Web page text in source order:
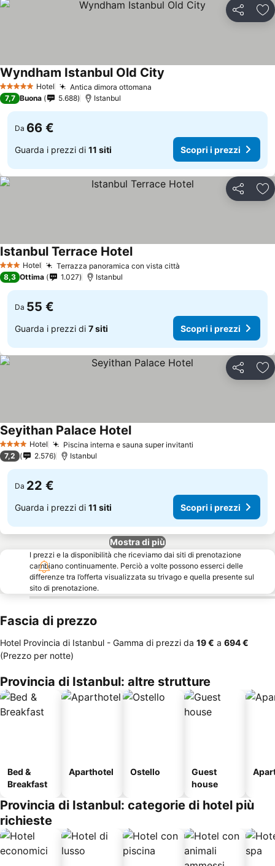
Condividi
5 Stelle Hotel Antica dimora ottomana
Wyndham Istanbul Old City
7,7 Buona 5.688 Istanbul
Da 66 €
Guarda i prezzi di 11 siti Scopri i prezzi
Condividi
3 StelleHotel Terrazza panoramica con vista città
Istanbul Terrace HotelScopri i prezzi
8,3 Ottima 1.027 Istanbul
Da 55 €
Guarda i prezzi di 7 siti Scopri i prezzi
Condividi
4 Stelle Hotel Piscina interna e sauna super invitanti
Seyithan Palace HotelScopri i prezzi
7,2 2.576 Istanbul
Da 22 €
Guarda i prezzi di 11 siti Scopri i prezzi
Mostra di più
I prezzi e la disponibilità che riceviamo dai siti di prenotazione
cambiano continuamente. Perciò a volte possono esserci delle
differenze tra l’offerta visualizzata su trivago e quella presente sul
sito di prenotazione.
Fascia di prezzo
Hotel Provincia di Istanbul - Gamma di prezzi da ‎19 € a ‎694 €
(Prezzo per notte)
Provincia di Istanbul: altre strutture
Bed &
Breakfast
Aparthotel Ostello
Guest
house
Provincia di Istanbul: categorie di hotel più
richieste